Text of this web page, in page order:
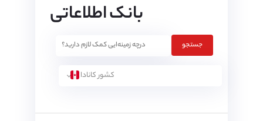
بانک اطلاعاتی
جستجو
کشور کانادا